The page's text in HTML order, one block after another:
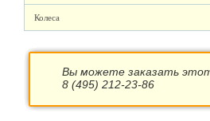
Колеса
Вы можете заказать
8 (495) 212-23-86